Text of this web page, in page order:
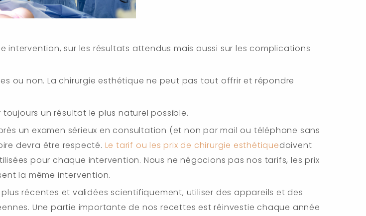
sur les résultats attendus mais aussi sur les complications
ou non. La chirurgie esthétique ne peut pas tout offrir et répondre
un résultat le plus naturel possible.
un examen sérieux en consultation (et non par mail ou téléphone sans
devra être respecté. Le tarif ou les prix de chirurgie esthétiquedoivent
pour chaque intervention. Nous ne négocions pas nos tarifs, les prix
la même intervention.
récentes et validées scientifiquement, utiliser des appareils et des
Une partie importante de nos recettes est réinvestie chaque année